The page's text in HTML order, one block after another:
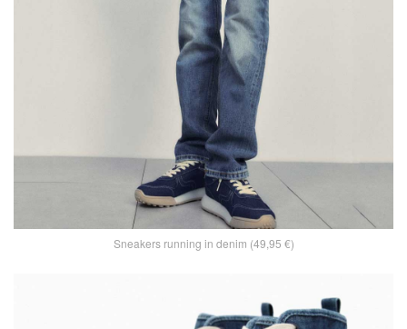
Sneakers running in denim (49,95 €)